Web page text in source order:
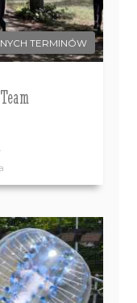
TERMINÓW